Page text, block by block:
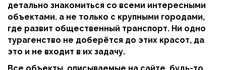
детально знакомиться со всеми интересными
объектами. а не только с крупными городами,
где развит общественный транспорт. Ни одно
турагенство не доберётся до этих красот, да
это и не входит в их задачу.